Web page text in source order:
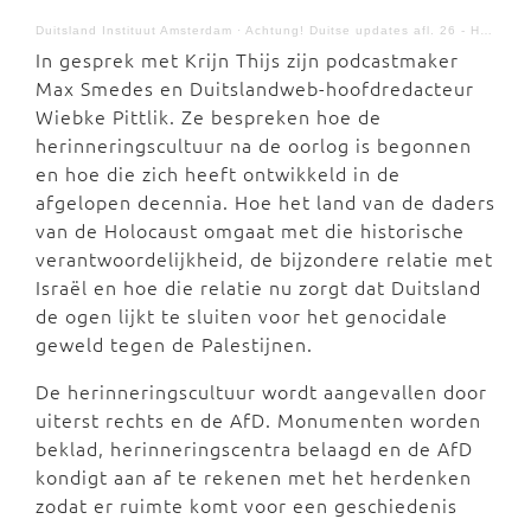
Duitsland Instituut Amsterdam · Achtung! Duitse updates afl. 26 - Herinneringscultuur in crisis
In gesprek met Krijn Thijs zijn podcastmaker
Max Smedes en Duitslandweb-hoofdredacteur
Wiebke Pittlik. Ze bespreken hoe de
herinneringscultuur na de oorlog is begonnen
en hoe die zich heeft ontwikkeld in de
afgelopen decennia. Hoe het land van de daders
van de Holocaust omgaat met die historische
verantwoordelijkheid, de bijzondere relatie met
Israël en hoe die relatie nu zorgt dat Duitsland
de ogen lijkt te sluiten voor het genocidale
geweld tegen de Palestijnen.
De herinneringscultuur wordt aangevallen door
uiterst rechts en de AfD. Monumenten worden
beklad, herinneringscentra belaagd en de AfD
kondigt aan af te rekenen met het herdenken
zodat er ruimte komt voor een geschiedenis